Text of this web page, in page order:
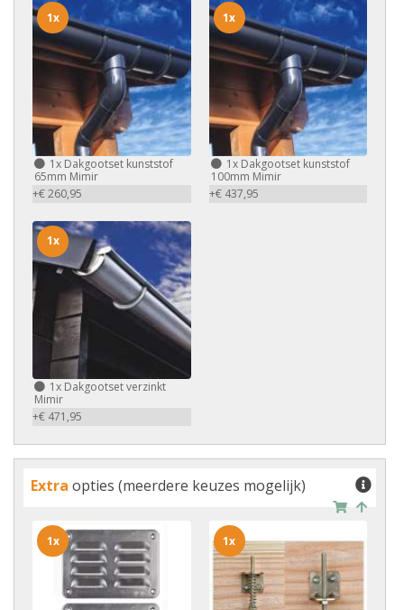
1x Dakgootset kunststof
65mm Mimir
+€ 260,95
1x
1xDakgootset kunststof
100mm Mimir
+€ 437,95
1x
1x Dakgootset verzinkt
Mimir
+€ 471,95
1x
Extra opties (meerdere keuzes mogelijk)
1x 1x